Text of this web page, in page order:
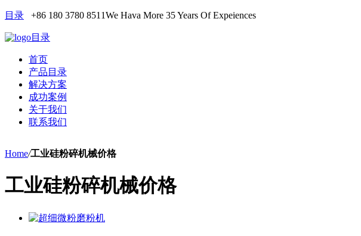
目录 +86 180 3780 8511We Hava More 35 Years Of Expeiences
目录
首页
产品目录
解决方案
成功案例
关于我们
联系我们
Home/工业硅粉碎机械价格
工业硅粉碎机械价格